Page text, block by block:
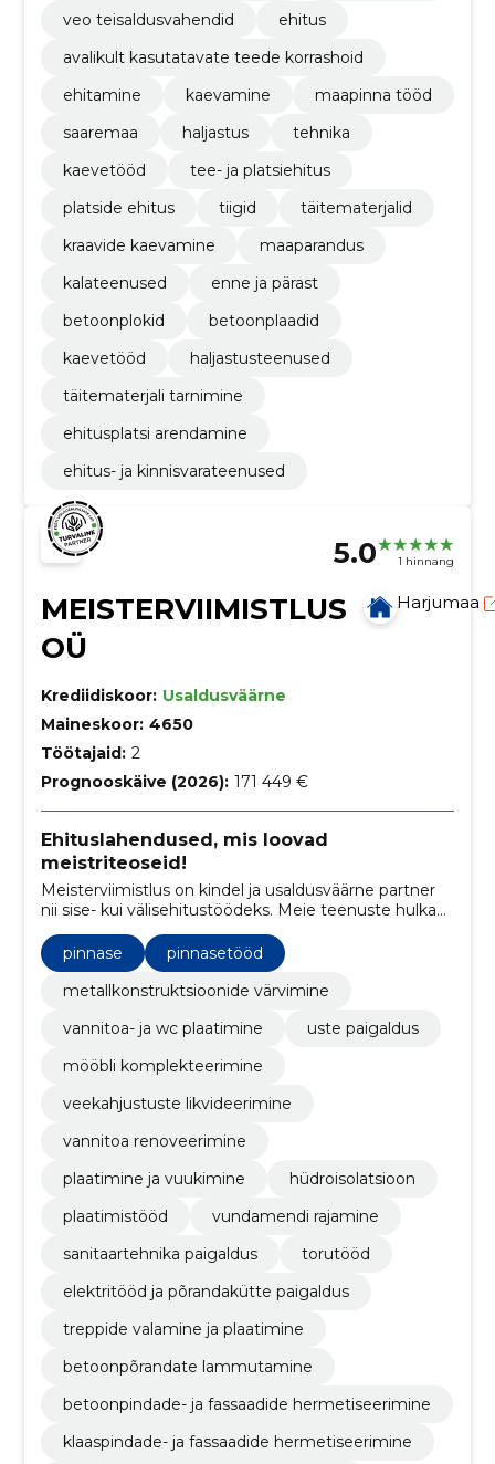
veo teisaldusvahendid
ehitus
avalikult kasutatavate teede korrashoid
ehitamine
kaevamine
maapinna tööd
saaremaa
haljastus
tehnika
kaevetööd
tee- ja platsiehitus
platside ehitus
tiigid
täitematerjalid
kraavide kaevamine
maaparandus
kalateenused
enne ja pärast
betoonplokid
betoonplaadid
kaevetööd
haljastusteenused
täitematerjali tarnimine
ehitusplatsi arendamine
ehitus- ja kinnisvarateenused
5.0 1 hinnang
MEISTERVIIMISTLUS
OÜ
Harjumaa
Krediidiskoor: Usaldusväärne
Maineskoor: 4650
Töötajaid: 2
Prognooskäive (2026): 171 449 €
Ehituslahendused, mis loovad
meistriteoseid!
Meisterviimistlus on kindel ja usaldusväärne partner
nii sise- kui välisehitustöödeks. Meie teenuste hulka
kuuluvad vundamendi- ja müüritööd,
siseviimistlustööd ja parketipaigaldus. Meie
professionaalne tiim tagab tipptasemel töö ja
klientide rahulolu.
pinnase
pinnasetööd
metallkonstruktsioonide värvimine
vannitoa- ja wc plaatimine
uste paigaldus
mööbli komplekteerimine
veekahjustuste likvideerimine
vannitoa renoveerimine
plaatimine ja vuukimine
hüdroisolatsioon
plaatimistööd
vundamendi rajamine
sanitaartehnika paigaldus
torutööd
elektritööd ja põrandakütte paigaldus
treppide valamine ja plaatimine
betoonpõrandate lammutamine
betoonpindade- ja fassaadide hermetiseerimine
klaaspindade- ja fassaadide hermetiseerimine